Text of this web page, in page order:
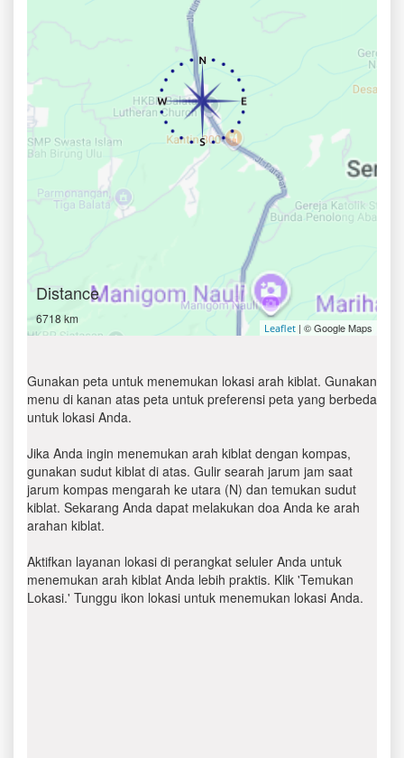
Distance
6718 km
Leaflet | © Google Maps
Gunakan peta untuk menemukan lokasi arah kiblat. Gunakan
menu di kanan atas peta untuk preferensi peta yang berbeda
untuk lokasi Anda.
Jika Anda ingin menemukan arah kiblat dengan kompas,
gunakan sudut kiblat di atas. Gulir searah jarum jam saat
jarum kompas mengarah ke utara (N) dan temukan sudut
kiblat. Sekarang Anda dapat melakukan doa Anda ke arah
arahan kiblat.
Aktifkan layanan lokasi di perangkat seluler Anda untuk
menemukan arah kiblat Anda lebih praktis. Klik 'Temukan
Lokasi.' Tunggu ikon lokasi untuk menemukan lokasi Anda.